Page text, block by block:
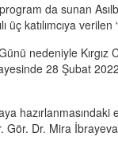
da sunan
üç katılımcıya
nedeniyle
28 Şubat
Gör. Dr. Mira